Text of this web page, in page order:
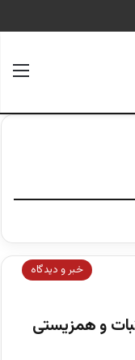
خبر و دیدگاه
و همزیستی